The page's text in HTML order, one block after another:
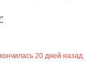
20 дней назад